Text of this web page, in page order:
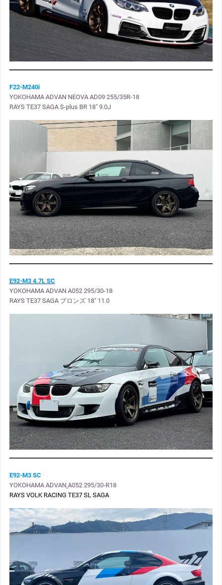
F22-M240i
YOKOHAMA ADVAN NEOVA AD09 255/35R-18
RAYS TE37 SAGA S-plus BR 18″ 9.0J
E92-M3 4.7L SC
YOKOHAMA ADVAN A052 295/30-18
RAYS TE37 SAGA ブロンズ 18″ 11.0
E92-M3 SC
YOKOHAMA ADVAN A052 295/30-R18
RAYS VOLK RACING TE37 SL SAGA